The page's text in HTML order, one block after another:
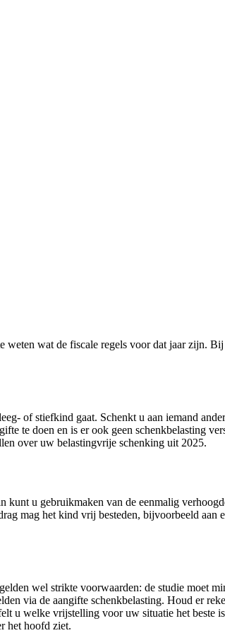
wat de fiscale regels voor dat jaar zijn.
of stiefkind gaat. Schenkt u aan iemand
te doen en is er ook geen schenkbelasting
over uw belastingvrije schenking uit 2025.
u gebruikmaken van de eenmalig
mag het kind vrij besteden, bijvoorbeeld aan
wel strikte voorwaarden: de studie moet
via de aangifte schenkbelasting. Houd er
u welke vrijstelling voor uw situatie het beste
het hoofd ziet.